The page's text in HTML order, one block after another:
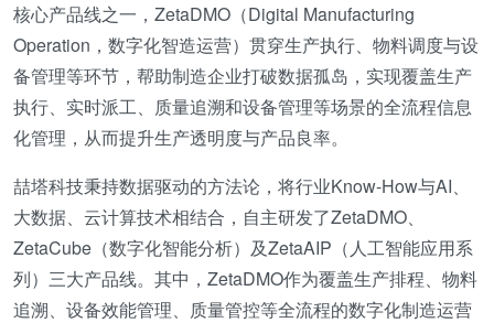
核心产品线之一，ZetaDMO（Digital Manufacturing
Operation，数字化智造运营）贯穿生产执行、物料调度与设
备管理等环节，帮助制造企业打破数据孤岛，实现覆盖生产
执行、实时派工、质量追溯和设备管理等场景的全流程信息
化管理，从而提升生产透明度与产品良率。
喆塔科技秉持数据驱动的方法论，将行业Know-How与AI、
大数据、云计算技术相结合，自主研发了ZetaDMO、
ZetaCube（数字化智能分析）及ZetaAIP（人工智能应用系
列）三大产品线。其中，ZetaDMO作为覆盖生产排程、物料
追溯、设备效能管理、质量管控等全流程的数字化制造运营